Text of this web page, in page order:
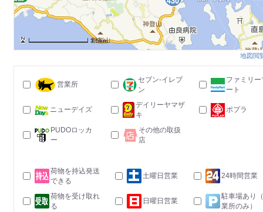
3.5km
地図閲
営業所
セブン-イレブ
ン
ファミリー
ート
ニューデイズ
デイリーヤマザ
キ
ポプラ
PUDOロッカ
ー
その他の取扱
店
荷物を持込発送
できる
土曜日営業 24時間営業
荷物を受け取れ
る
日曜日営業
駐車場あり
業所のみ）